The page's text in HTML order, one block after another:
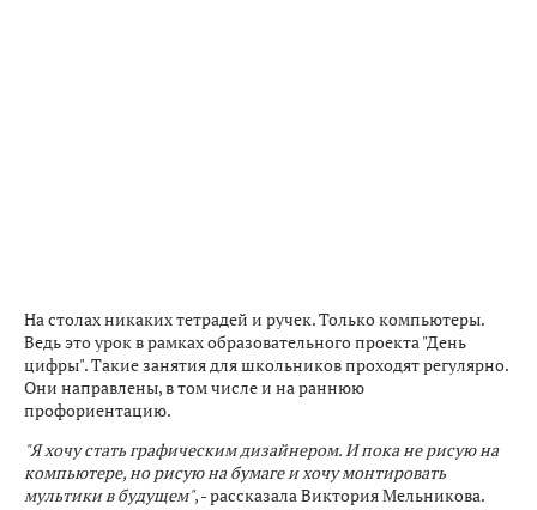
На столах никаких тетрадей и ручек. Только компьютеры.
Ведь это урок в рамках образовательного проекта "День
цифры". Такие занятия для школьников проходят регулярно.
Они направлены, в том числе и на раннюю
профориентацию.
"Я хочу стать графическим дизайнером. И пока не рисую на
компьютере, но рисую на бумаге и хочу монтировать
мультики в будущем", - рассказала Виктория Мельникова.